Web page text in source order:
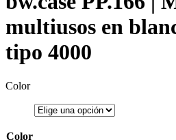
multiusos en
tipo 4000
Color
Color